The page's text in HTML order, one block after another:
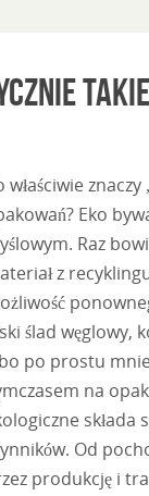
właściwie
Eko
Raz
z
ślad węglowy,
po prostu
na
składa
Od
produkcję i